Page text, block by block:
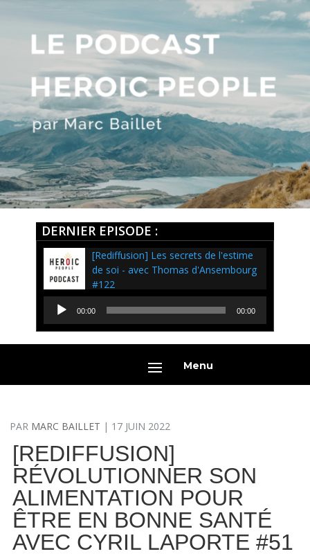
DERNIER EPISODE :
[Rediffusion] Les secrets de l'estime
de soi - avec Thomas d'Ansembourg
#122
Lecteur
audio
00:00 00:00
Menu
PAR MARC BAILLET | 17 JUIN 2022
[REDIFFUSION]
RÉVOLUTIONNER SON
ALIMENTATION POUR
ÊTRE EN BONNE SANTÉ
AVEC CYRIL LAPORTE #51